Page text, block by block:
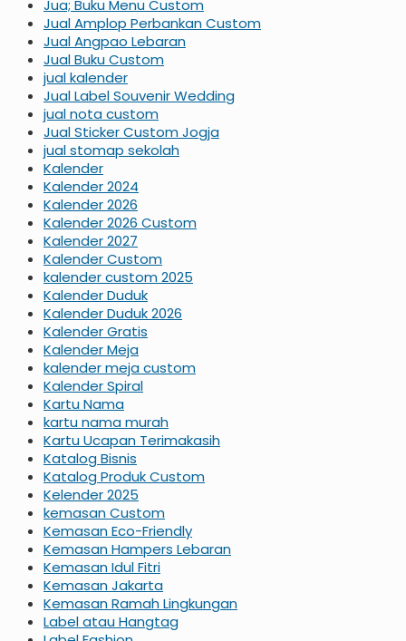
Jua; Buku Menu Custom
Jual Amplop Perbankan Custom
Jual Angpao Lebaran
Jual Buku Custom
jual kalender
Jual Label Souvenir Wedding
jual nota custom
Jual Sticker Custom Jogja
jual stomap sekolah
Kalender
Kalender 2024
Kalender 2026
Kalender 2026 Custom
Kalender 2027
Kalender Custom
kalender custom 2025
Kalender Duduk
Kalender Duduk 2026
Kalender Gratis
Kalender Meja
kalender meja custom
Kalender Spiral
Kartu Nama
kartu nama murah
Kartu Ucapan Terimakasih
Katalog Bisnis
Katalog Produk Custom
Kelender 2025
kemasan Custom
Kemasan Eco-Friendly
Kemasan Hampers Lebaran
Kemasan Idul Fitri
Kemasan Jakarta
Kemasan Ramah Lingkungan
Label atau Hangtag